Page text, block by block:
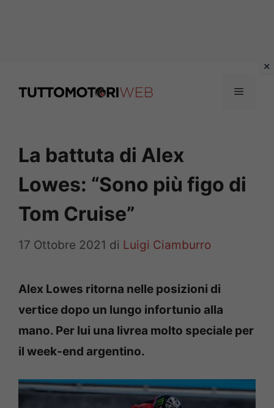
Menu
La battuta di Alex
Lowes: “Sono più figo di
Tom Cruise”
17 Ottobre 2021 di Luigi Ciamburro
Alex Lowes ritorna nelle posizioni di
vertice dopo un lungo infortunio alla
mano. Per lui una livrea molto speciale per
il week-end argentino.